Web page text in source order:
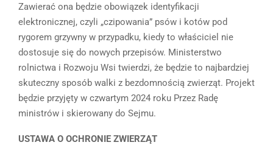
Zawierać ona będzie obowiązek identyfikacji
elektronicznej, czyli „czipowania” psów i kotów pod
rygorem grzywny w przypadku, kiedy to właściciel nie
dostosuje się do nowych przepisów. Ministerstwo
rolnictwa i Rozwoju Wsi twierdzi, że będzie to najbardziej
skuteczny sposób walki z bezdomnością zwierząt. Projekt
będzie przyjęty w czwartym 2024 roku Przez Radę
ministrów i skierowany do Sejmu.
USTAWA O OCHRONIE ZWIERZĄT